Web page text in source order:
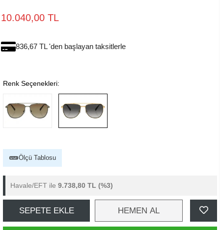
10.040,00 TL
836,67 TL 'den başlayan taksitlerle
Renk Seçenekleri:
Ölçü Tablosu
Havale/EFT ile 9.738,80 TL (%3)
SEPETE EKLE HEMEN AL